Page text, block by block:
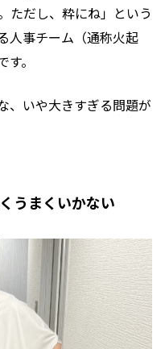
ただし、粋にね」という
人事チーム（通称火起
。
、いや大きすぎる問題が
うまくいかない